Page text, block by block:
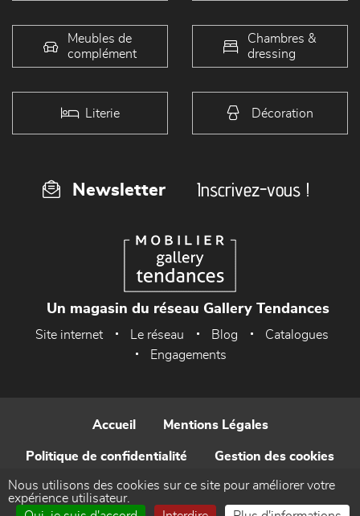
Meubles de
complément
Chambres &
dressing
Literie Décoration
Newsletter Inscrivez-vous !
Un magasin du réseau Gallery Tendances
Site internet Le réseau Blog
Catalogues
Engagements
Accueil Mentions Légales
Politique de confidentialité Gestion des cookies
Contact
Nous utilisons des cookies sur ce site pour améliorer votre
expérience utilisateur.